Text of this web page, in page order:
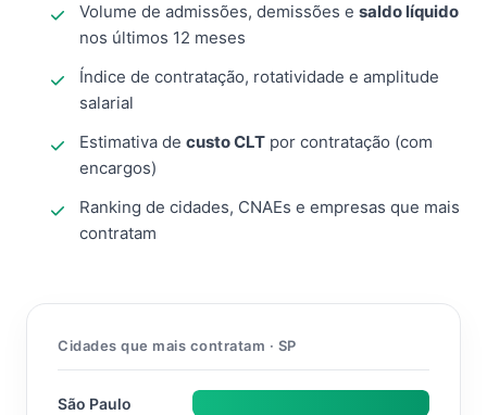
Volume de admissões, demissões e saldo líquido
nos últimos 12 meses
Índice de contratação, rotatividade e amplitude
salarial
Estimativa de custo CLT por contratação (com
encargos)
Ranking de cidades, CNAEs e empresas que mais
contratam
Cidades que mais contratam · SP
São Paulo